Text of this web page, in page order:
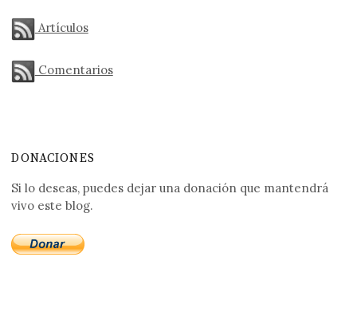
Artículos
Comentarios
DONACIONES
Si lo deseas, puedes dejar una donación que mantendrá
vivo este blog.